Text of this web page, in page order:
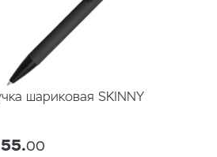
шариковая SKINNY
00